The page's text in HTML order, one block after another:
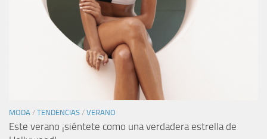
MODA / TENDENCIAS / VERANO
Este verano ¡siéntete como una verdadera estrella de